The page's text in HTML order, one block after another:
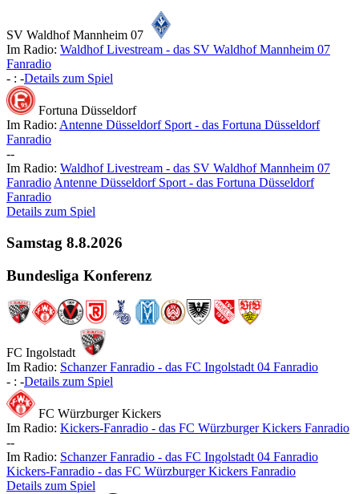
SV Waldhof Mannheim 07
Im Radio: Waldhof Livestream - das SV Waldhof Mannheim 07
Fanradio
- : -Details zum Spiel
Fortuna Düsseldorf
Im Radio: Antenne Düsseldorf Sport - das Fortuna Düsseldorf
Fanradio
--
Im Radio: Waldhof Livestream - das SV Waldhof Mannheim 07
Fanradio Antenne Düsseldorf Sport - das Fortuna Düsseldorf
Fanradio
Details zum Spiel
Samstag 8.8.2026
Bundesliga Konferenz
FC Ingolstadt
Im Radio: Schanzer Fanradio - das FC Ingolstadt 04 Fanradio
- : -Details zum Spiel
FC Würzburger Kickers
Im Radio: Kickers-Fanradio - das FC Würzburger Kickers Fanradio
--
Im Radio: Schanzer Fanradio - das FC Ingolstadt 04 Fanradio
Kickers-Fanradio - das FC Würzburger Kickers Fanradio
Details zum Spiel